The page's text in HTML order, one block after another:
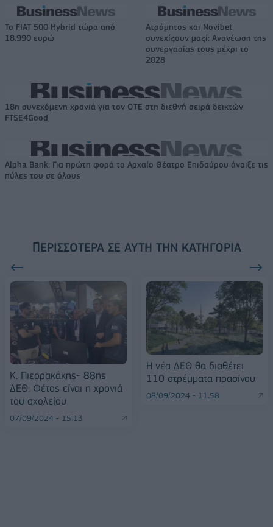
Το FIAT 500 Hybrid τώρα από
18.990 ευρώ
Ατρόμητος και Novibet
συνεχίζουν μαζί: Ανανέωση της
συνεργασίας τους μέχρι το
2028
18η συνεχόμενη χρονιά για τον ΟΤΕ στη διεθνή σειρά δεικτών
FTSE4Good
Alpha Bank: Για πρώτη φορά το Αρχαίο Θέατρο Επιδαύρου άνοιξε τις
πύλες του σε όλους
ΠΕΡΙΣΣΌΤΕΡΑ ΣΕ ΑΥΤΉ ΤΗΝ ΚΑΤΗΓΟΡΊΑ
Κ. Πιερρακάκης- 88ης
ΔΕΘ: Φέτος είναι η χρονιά
του σχολείου
07/09/2024 - 15:13
Η νέα ΔΕΘ θα διαθέτει
110 στρέμματα πρασίνου
08/09/2024 - 11:58